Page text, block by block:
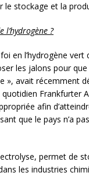
le stockage et la
l’hydrogène ?
en l’hydrogène
les jalons pour
», avait récemment
Frankfurter
afin
que le pays n’a
permet de
les industries